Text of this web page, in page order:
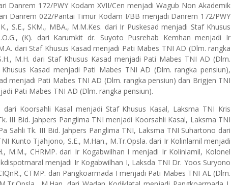
Danrem 172/PWY Kodam XVII/Cen menjadi Wagub Non Akademik
Danrem 022/Pantai Timur Kodam I/BB menjadi Danrem 172/PWY
S.E., SKM., MBA., M.M.Kes. dari Ir Puskesad menjadi Staf Khusus
(K). dari Karumkit dr. Suyoto Pusrehab Kemhan menjadi Ir
dari Staf Khusus Kasad menjadi Pati Mabes TNI AD (Dlm. rangka
M.H. dari Staf Khusus Kasad menjadi Pati Mabes TNI AD (Dlm.
Kasad menjadi Pati Mabes TNI AD (Dlm. rangka pensiun),
menjadi Pati Mabes TNI AD (Dlm. rangka pensiun) dan Brigjen TNI
Pati Mabes TNI AD (Dlm. rangka pensiun).
Koorsahli Kasal menjadi Staf Khusus Kasal, Laksma TNI Kris
III Bid. Jahpers Panglima TNI menjadi Koorsahli Kasal, Laksma TNI
Sahli Tk. III Bid. Jahpers Panglima TNI, Laksma TNI Suhartono dari
Kunto Tjahjono, S.E., M.Han., M.Tr.Opsla. dari Ir Kolinlamil menjadi
M.M., CHRMP. dari Ir Kogabwilhan I menjadi Ir Kolinlamil, Kolonel
menjadi Ir Kogabwilhan I, Laksda TNI Dr. Yoos Suryono
CTMP. dari Pangkoarmada I menjadi Pati Mabes TNI AL (Dlm.